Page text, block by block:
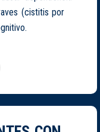
(cistitis por